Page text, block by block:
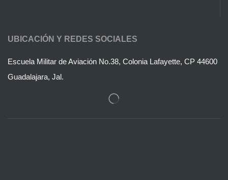
UBICACIÓN Y REDES SOCIALES
Escuela Militar de Aviación No.38, Colonia Lafayette, CP 44600
Guadalajara, Jal.